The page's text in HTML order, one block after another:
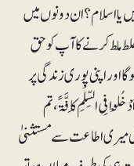
یا اسلام؟ ان دونوں میں
ملط کرنے کا آپ کو حق
اور اپنی پوری زندگی پر
فِی السِّلْمِ کَافَّۃً، تم
میری اطاعت سے مستثنیٰ